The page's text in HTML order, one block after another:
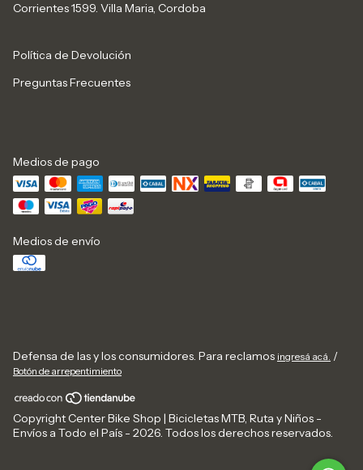
Corrientes 1599. Villa Maria, Cordoba
Política de Devolución
Preguntas Frecuentes
Medios de pago
Medios de envío
Defensa de las y los consumidores. Para reclamos ingresá acá. /
Botón de arrepentimiento
Copyright Center Bike Shop | Bicicletas MTB, Ruta y Niños -
Envíos a Todo el País - 2026. Todos los derechos reservados.